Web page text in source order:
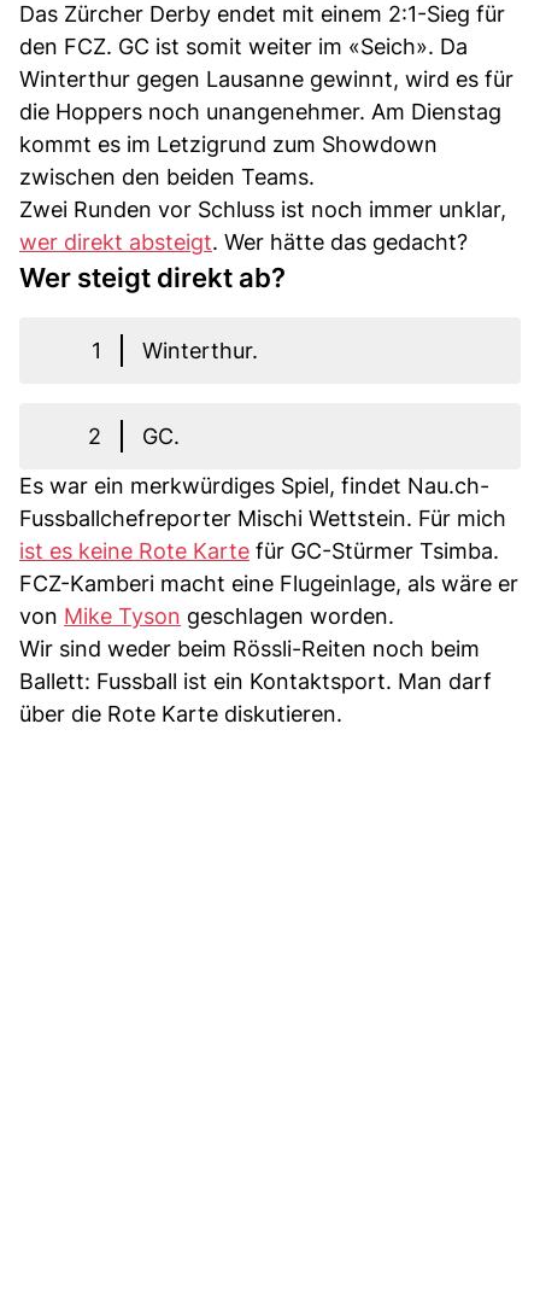
Das Zürcher Derby endet mit einem 2:1-Sieg für
den FCZ. GC ist somit weiter im «Seich». Da
Winterthur gegen Lausanne gewinnt, wird es für
die Hoppers noch unangenehmer. Am Dienstag
kommt es im Letzigrund zum Showdown
zwischen den beiden Teams.
Zwei Runden vor Schluss ist noch immer unklar,
wer direkt absteigt. Wer hätte das gedacht?
Wer steigt direkt ab?
1 Winterthur.
2
GC.
Es war ein merkwürdiges Spiel, findet Nau.ch-
Fussballchefreporter Mischi Wettstein. Für mich
ist es keine Rote Karte für GC-Stürmer Tsimba.
FCZ-Kamberi macht eine Flugeinlage, als wäre er
von Mike Tyson geschlagen worden.
Wir sind weder beim Rössli-Reiten noch beim
Ballett: Fussball ist ein Kontaktsport. Man darf
über die Rote Karte diskutieren.